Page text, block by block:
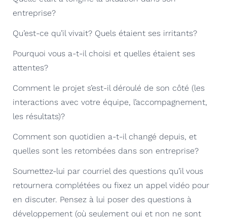
entreprise?
Qu’est-ce qu’il vivait? Quels étaient ses irritants?
Pourquoi vous a-t-il choisi et quelles étaient ses
attentes?
Comment le projet s’est-il déroulé de son côté (les
interactions avec votre équipe, l’accompagnement,
les résultats)?
Comment son quotidien a-t-il changé depuis, et
quelles sont les retombées dans son entreprise?
Soumettez-lui par courriel des questions qu’il vous
retournera complétées ou fixez un appel vidéo pour
en discuter. Pensez à lui poser des questions à
développement (où seulement oui et non ne sont